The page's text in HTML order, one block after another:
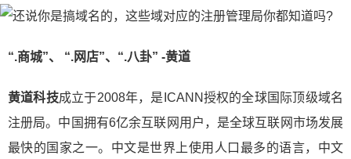
“.商城”、 “.网店”、“.八卦” -黄道
黄道科技成立于2008年，是ICANN授权的全球国际顶级域名
注册局。中国拥有6亿余互联网用户，是全球互联网市场发展
最快的国家之一。中文是世界上使用人口最多的语言，中文